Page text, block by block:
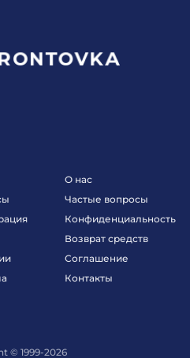
О нас
Частые вопросы
Конфиденциальность
Возврат средств
Соглашение
Контакты
© 1999-2026